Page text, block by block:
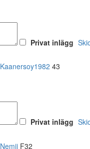
Privat inlägg
Kaanersoy1982 43
Privat inlägg
Nemii F32